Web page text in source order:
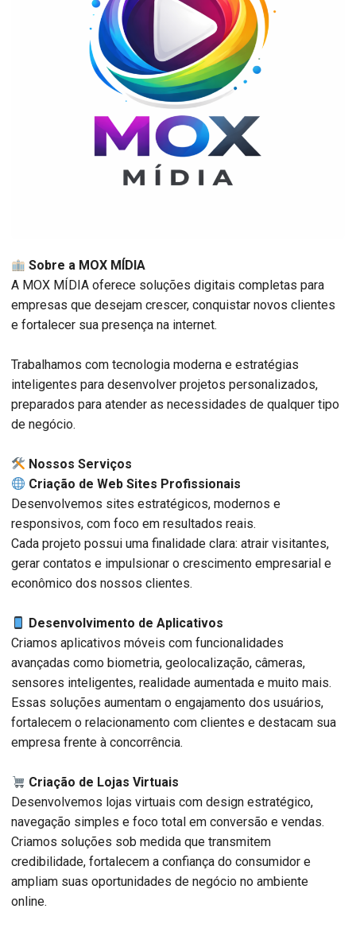
Sobre a MOX MÍDIA
A MOX MÍDIA oferece soluções digitais completas para
empresas que desejam crescer, conquistar novos clientes
e fortalecer sua presença na internet.
Trabalhamos com tecnologia moderna e estratégias
inteligentes para desenvolver projetos personalizados,
preparados para atender as necessidades de qualquer tipo
de negócio.
️ Nossos Serviços
Criação de Web Sites Profissionais
Desenvolvemos sites estratégicos, modernos e
responsivos, com foco em resultados reais.
Cada projeto possui uma finalidade clara: atrair visitantes,
gerar contatos e impulsionar o crescimento empresarial e
econômico dos nossos clientes.
Desenvolvimento de Aplicativos
Criamos aplicativos móveis com funcionalidades
avançadas como biometria, geolocalização, câmeras,
sensores inteligentes, realidade aumentada e muito mais.
Essas soluções aumentam o engajamento dos usuários,
fortalecem o relacionamento com clientes e destacam sua
empresa frente à concorrência.
Criação de Lojas Virtuais
Desenvolvemos lojas virtuais com design estratégico,
navegação simples e foco total em conversão e vendas.
Criamos soluções sob medida que transmitem
credibilidade, fortalecem a confiança do consumidor e
ampliam suas oportunidades de negócio no ambiente
online.